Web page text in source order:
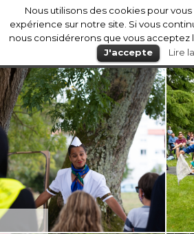
Nous utilisons des cookies pour
expérience sur notre site. Si vous
nous considérerons que vous acceptez
J'accepte
Lire